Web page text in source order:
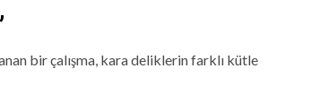
bir çalışma, kara deliklerin farklı kütle